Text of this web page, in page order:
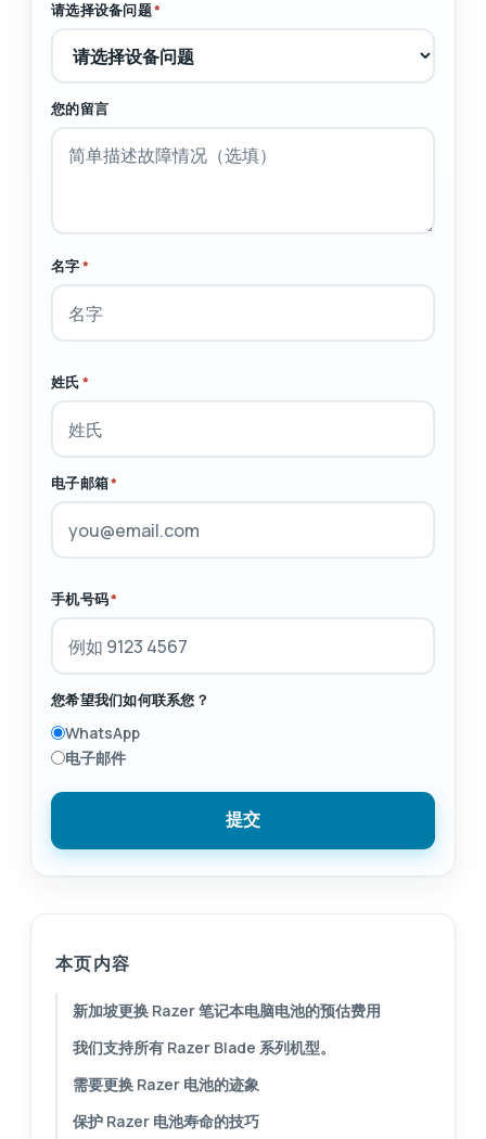
请选择设备问题*
您的留言
名字*
姓氏*
电子邮箱*
手机号码*
您希望我们如何联系您？
WhatsApp
电子邮件
提交
本页内容
新加坡更换 Razer 笔记本电脑电池的预估费用
我们支持所有 Razer Blade 系列机型。
需要更换 Razer 电池的迹象
保护 Razer 电池寿命的技巧